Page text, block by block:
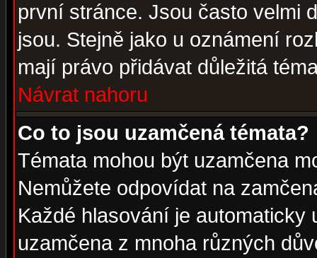
první stránce. Jsou často velmi
jsou. Stejně jako u oznámení
mají právo přidávat důležitá
Návrat nahoru
Co to jsou uzamčená témata?
Témata mohou být uzamčena
Nemůžete odpovídat na
Každé hlasování je automaticky
uzamčena z mnoha různých